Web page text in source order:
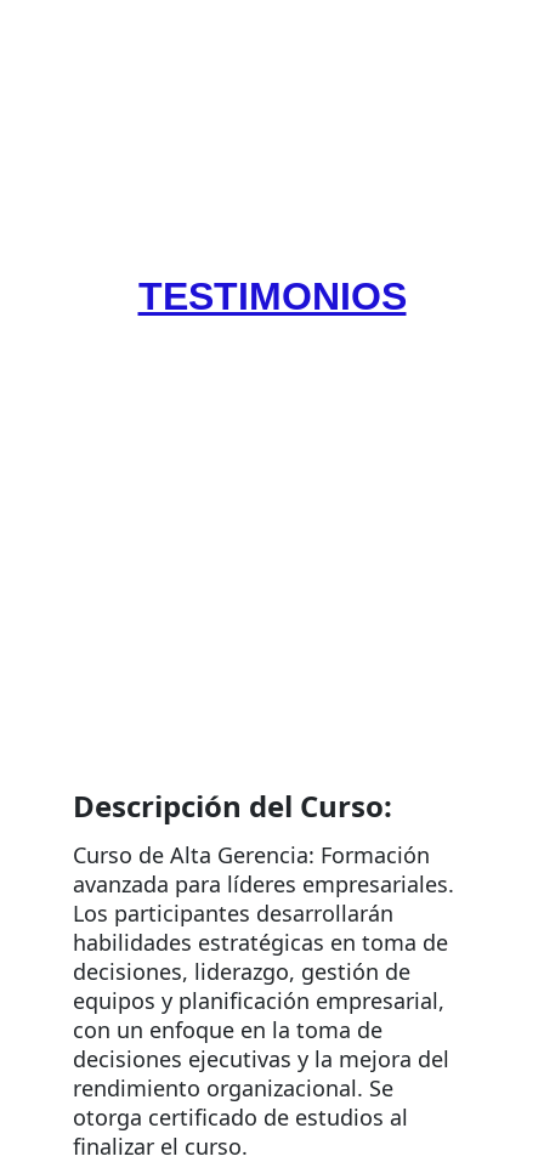
TESTIMONIOS
Curso de Alta Gerencia: Formación
avanzada para líderes empresariales.
Los participantes desarrollarán
habilidades estratégicas en toma de
decisiones, liderazgo, gestión de
equipos y planificación empresarial,
con un enfoque en la toma de
decisiones ejecutivas y la mejora del
rendimiento organizacional. Se
otorga certificado de estudios al
finalizar el curso.
Descripción del Curso: